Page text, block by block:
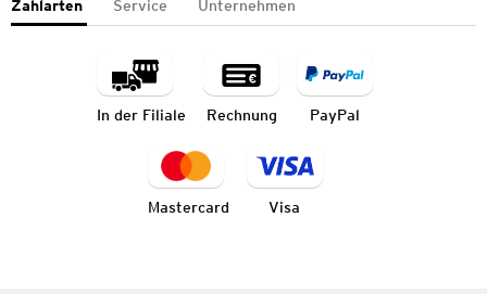
Zahlarten Service Unternehmen
In der Filiale Rechnung PayPal
Mastercard Visa